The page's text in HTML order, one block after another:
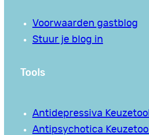
Voorwaarden gastblog
Stuur je blog in
Tools
Antidepressiva Keuzetool
Antipsychotica Keuzetool